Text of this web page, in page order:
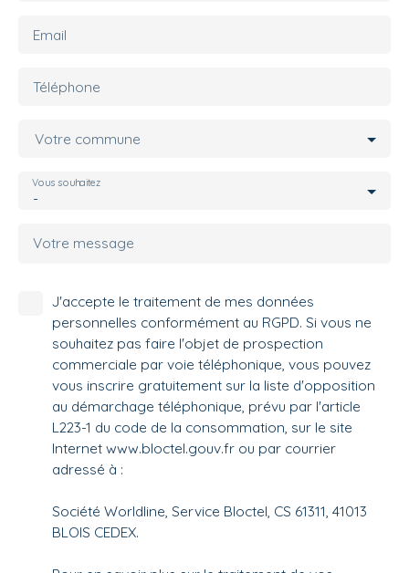
Email
Téléphone
Votre commune
-
Vous souhaitez
Votre message
J'accepte le traitement de mes données
personnelles conformément au RGPD. Si vous ne
souhaitez pas faire l'objet de prospection
commerciale par voie téléphonique, vous pouvez
vous inscrire gratuitement sur la liste d'opposition
au démarchage téléphonique, prévu par l'article
L223-1 du code de la consommation, sur le site
Internet www.bloctel.gouv.fr ou par courrier
adressé à :
Société Worldline, Service Bloctel, CS 61311, 41013
BLOIS CEDEX.